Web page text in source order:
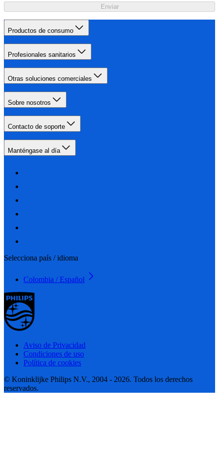
Enviar
Productos de consumo
Profesionales sanitarios
Otras soluciones comerciales
Sobre nosotros
Contacto de soporte
Manténgase al día
Selecciona país / idioma
Colombia / Español
Aviso de Privacidad
Condiciones de uso
Política de cookies
© Koninklijke Philips N.V., 2004 - 2026. Todos los derechos
reservados.